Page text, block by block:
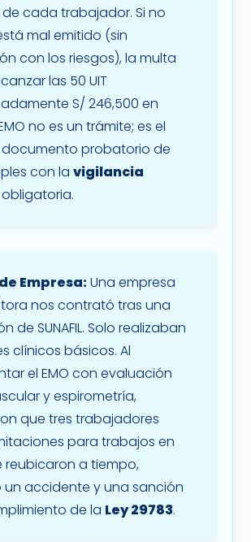
de cada trabajador. Si no
mal emitido (sin
con los riesgos), la multa
las 50 UIT
S/ 246,500 en
no es un trámite; es el
probatorio de
con la vigilancia
obligatoria.
Empresa:Una empresa
nos contrató tras una
de SUNAFIL. Solo realizaban
clínicos básicos. Al
el EMO con evaluación
y espirometría,
que tres trabajadores
para trabajos en
reubicaron a tiempo,
accidente y una sanción
de la Ley 29783.